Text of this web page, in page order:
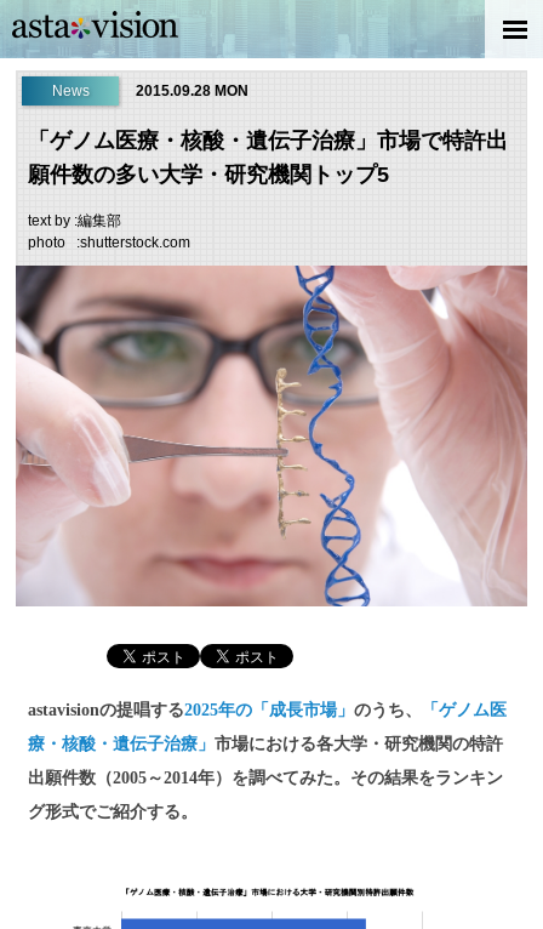
News 2015.09.28 MON
「ゲノム医療・核酸・遺伝子治療」市場で特許出
願件数の多い大学・研究機関トップ5
text by :編集部
photo :shutterstock.com
astavisionの提唱する2025年の「成長市場」のうち、
「ゲノム医
療・核酸・遺伝子治療」市場における各大学・研究機関の特許
出願件数（2005～2014年）を調べてみた。その結果をランキン
グ形式でご紹介する。